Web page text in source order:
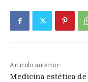
Artículo anterior
Medicina estética de